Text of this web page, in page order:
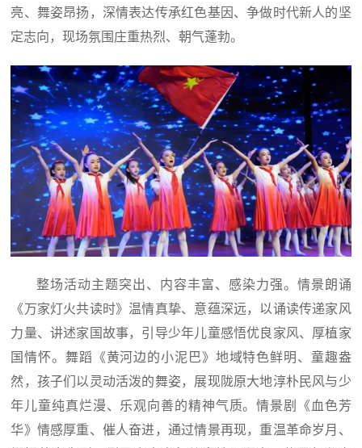
亮、舞姿昂扬，深情表达传承红色基因、争做时代新人的坚
定志向，现场氛围庄重热烈、朝气蓬勃。
整场活动主题突出、内容丰富、感染力强。情景朗诵
《万家灯火共读时》温情真挚、意蕴深远，以诵读传递家风
力量、讲述家国故事，引导少年儿童感悟优良家风、厚植家
国情怀。舞蹈《黄河边的小泥巴》地域特色鲜明、童趣盎
然，孩子们以灵动活泼的舞姿，展现陇原大地淳朴民风与少
年儿童纯真烂漫、乐观向善的精神气质。情景剧《血色芳
华》情感厚重、催人奋进，通过情景再现，重温革命岁月、